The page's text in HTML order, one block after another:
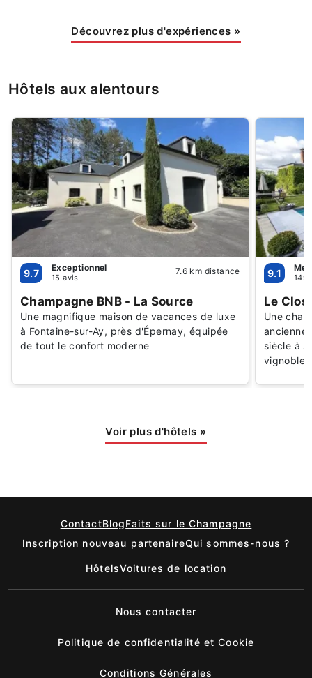
Découvrez plus d'expériences »
Hôtels aux alentours
9.7 Exceptionnel
15 avis
7.6 km distance
Champagne BNB - La Source
Une magnifique maison de vacances de luxe
à Fontaine-sur-Ay, près d'Épernay, équipée
de tout le confort moderne
9.1 149
Le
Une
ancienne
siècle à
vignobles
Voir plus d'hôtels »
ContactBlogFaits sur le Champagne
Inscription nouveau partenaireQui sommes-nous ?
HôtelsVoitures de location
Nous contacter
Politique de confidentialité et Cookie
Conditions Générales